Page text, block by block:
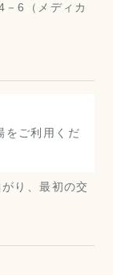
6（メディカ
をご利用くだ
り、最初の交